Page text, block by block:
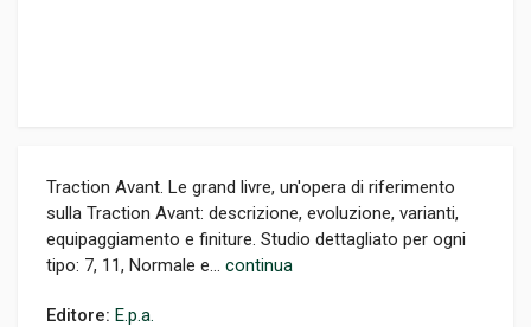
Traction Avant. Le grand livre, un'opera di riferimento
sulla Traction Avant: descrizione, evoluzione, varianti,
equipaggiamento e finiture. Studio dettagliato per ogni
tipo: 7, 11, Normale e... continua
Editore: E.p.a.